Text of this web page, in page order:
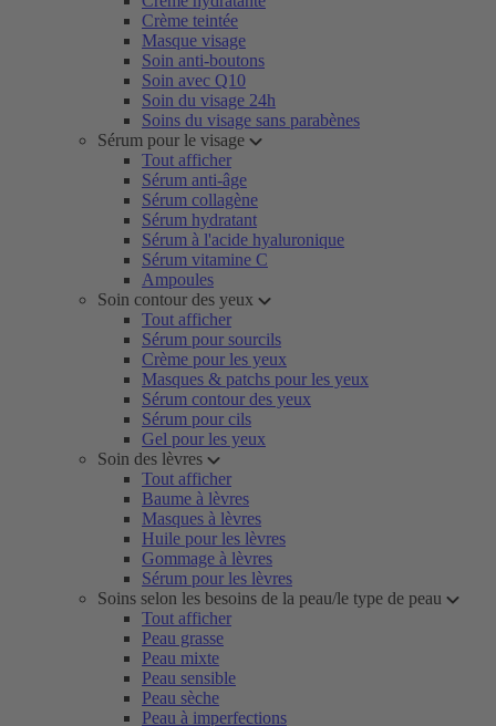
Crème teintée
Masque visage
Soin anti-boutons
Soin avec Q10
Soin du visage 24h
Soins du visage sans parabènes
Sérum pour le visage
Tout afficher
Sérum anti-âge
Sérum collagène
Sérum hydratant
Sérum à l'acide hyaluronique
Sérum vitamine C
Ampoules
Soin contour des yeux
Tout afficher
Sérum pour sourcils
Crème pour les yeux
Masques & patchs pour les yeux
Sérum contour des yeux
Sérum pour cils
Gel pour les yeux
Soin des lèvres
Tout afficher
Baume à lèvres
Masques à lèvres
Huile pour les lèvres
Gommage à lèvres
Sérum pour les lèvres
Soins selon les besoins de la peau/le type de peau
Tout afficher
Peau grasse
Peau mixte
Peau sensible
Peau sèche
Peau à imperfections